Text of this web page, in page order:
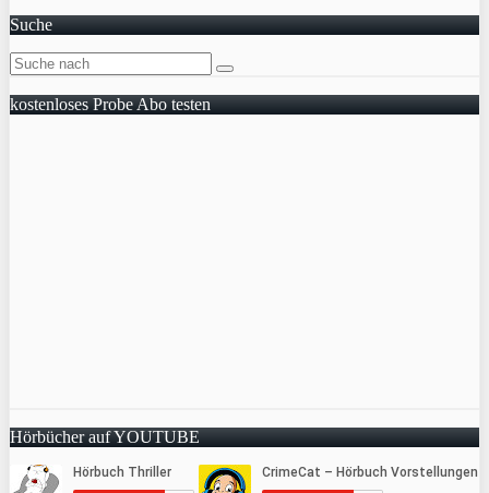
Suche
kostenloses Probe Abo testen
Hörbücher auf YOUTUBE